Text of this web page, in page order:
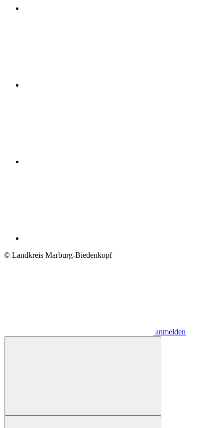
© Landkreis Marburg-Biedenkopf
anmelden